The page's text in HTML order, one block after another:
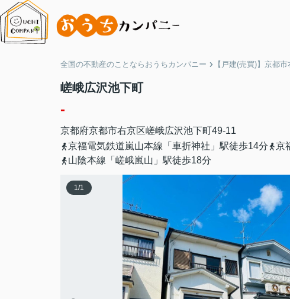
全国の不動産のことならおうちカンパニー 【戸建(売買)】京都
嵯峨広沢池下町
-
京都府京都市右京区嵯峨広沢池下町49-11
京福電気鉄道嵐山本線「車折神社」駅徒歩14分
京
山陰本線「嵯峨嵐山」駅徒歩18分
1/1